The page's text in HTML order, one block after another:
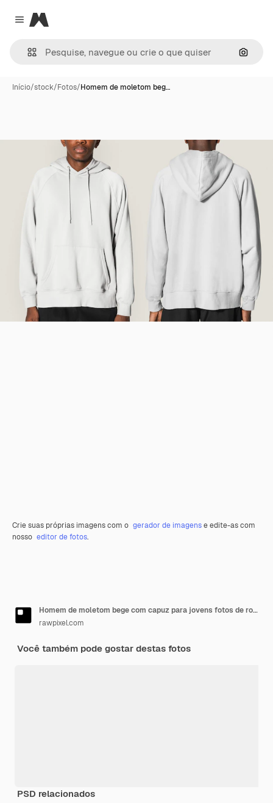
Close menu
Magnific
Início/stock/Fotos/Homem de moletom beg…
Crie suas próprias imagens com o gerador de imagense edite-as com
nosso editor de fotos.
Homem de moletom bege com capuz para jovens fotos de roupas
rawpixel.com
Você também pode gostar destas fotos
PSD relacionados